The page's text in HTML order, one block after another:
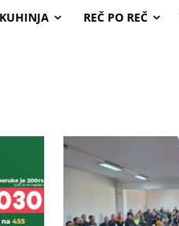
KUHINJA REČ PO REČ